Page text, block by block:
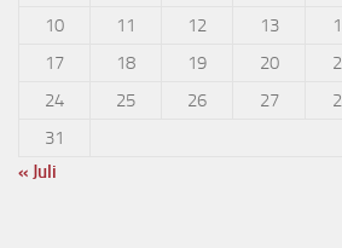
10
11 12 13
17
18 19 20
24
25 26 27
31
« Juli